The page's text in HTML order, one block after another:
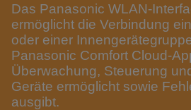
Das Panasonic WLAN-
ermöglicht die Verbindung
oder einer
Panasonic Comfort Cloud-
Überwachung, Steuerung
Geräte ermöglicht sowie
ausgibt.